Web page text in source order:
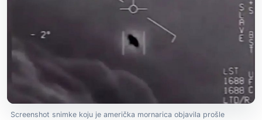
Screenshot snimke koju je američka mornarica objavila prošle